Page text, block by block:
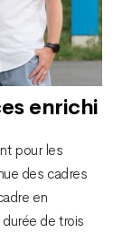
enrichi
pour les
des cadres
en
de trois